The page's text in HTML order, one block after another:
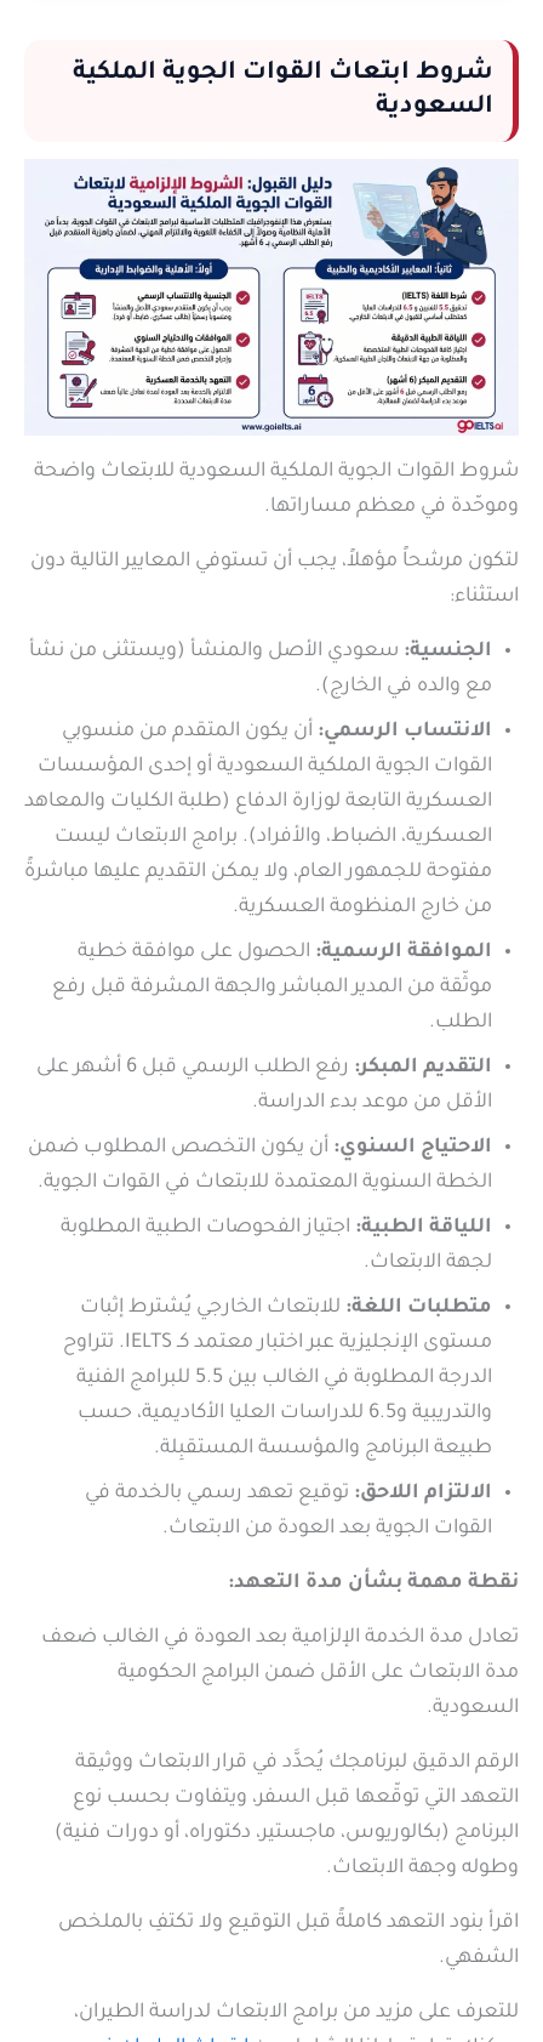
شروط ابتعاث القوات الجوية الملكية
السعودية
شروط القوات الجوية الملكية السعودية للابتعاث واضحة
وموحّدة في معظم مساراتها.
لتكون مرشحاً مؤهلاً، يجب أن تستوفي المعايير التالية دون
استثناء:
الجنسية: سعودي الأصل والمنشأ (ويستثنى من نشأ
مع والده في الخارج).
الانتساب الرسمي: أن يكون المتقدم من منسوبي
القوات الجوية الملكية السعودية أو إحدى المؤسسات
العسكرية التابعة لوزارة الدفاع (طلبة الكليات والمعاهد
العسكرية، الضباط، والأفراد). برامج الابتعاث ليست
مفتوحة للجمهور العام، ولا يمكن التقديم عليها مباشرةً
من خارج المنظومة العسكرية.
الموافقة الرسمية: الحصول على موافقة خطية
موثّقة من المدير المباشر والجهة المشرفة قبل رفع
الطلب.
التقديم المبكر:
رفع الطلب الرسمي قبل 6 أشهر على
الأقل من موعد بدء الدراسة.
الاحتياج السنوي: أن يكون التخصص المطلوب ضمن
الخطة السنوية المعتمدة للابتعاث في القوات الجوية.
اللياقة الطبية: اجتياز الفحوصات الطبية المطلوبة
لجهة الابتعاث.
متطلبات اللغة: للابتعاث الخارجي يُشترط إثبات
مستوى الإنجليزية عبر اختبار معتمد كـ IELTS. تتراوح
الدرجة المطلوبة في الغالب بين 5.5 للبرامج الفنية
والتدريبية و6.5 للدراسات العليا الأكاديمية، حسب
طبيعة البرنامج والمؤسسة المستقبِلة.
الالتزام اللاحق: توقيع تعهد رسمي بالخدمة في
القوات الجوية بعد العودة من الابتعاث.
نقطة مهمة بشأن مدة التعهد:
تعادل مدة الخدمة الإلزامية بعد العودة في الغالب ضعف
مدة الابتعاث على الأقل ضمن البرامج الحكومية
السعودية.
الرقم الدقيق لبرنامجك يُحدَّد في قرار الابتعاث ووثيقة
التعهد التي توقّعها قبل السفر، ويتفاوت بحسب نوع
البرنامج (بكالوريوس، ماجستير، دكتوراه، أو دورات فنية)
وطوله وجهة الابتعاث.
اقرأ بنود التعهد كاملةً قبل التوقيع ولا تكتفِ بالملخص
الشفهي.
للتعرف على مزيد من برامج الابتعاث لدراسة الطيران،